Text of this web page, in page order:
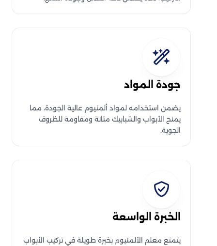
جودة المواد
يضمن استخدامه لمواد ألمنيوم عالية الجودة، مما
يمنح الأبواب والشبابيك متانة ومقاومة للظروف
الجوية.
الخبرة الواسعة
يتمتع معلم الألمنيوم بخبرة طويلة في تركيب الأبواب